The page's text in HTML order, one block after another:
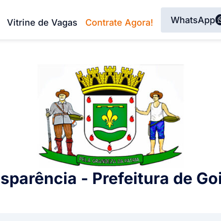
Vitrine de Vagas Contrate Agora! WhatsApp
- Prefeitura de